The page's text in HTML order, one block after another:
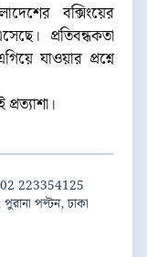
বক্সিংয়ের
প্রতিবন্ধকতা
যাওয়ার প্রশ্নে
02 223354125
পল্টন, ঢাকা